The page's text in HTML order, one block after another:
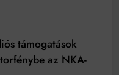
támogatások
az NKA-